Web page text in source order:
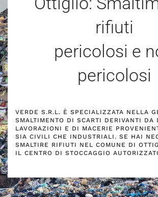
rifiuti
pericolosi e
pericolosi
VERDE S.R.L. È SPECIALIZZATA NELLA
SMALTIMENTO DI SCARTI DERIVANTI DA
LAVORAZIONI E DI MACERIE
SIA CIVILI CHE INDUSTRIALI. SE HAI
SMALTIRE RIFIUTI NEL COMUNE DI
IL CENTRO DI STOCCAGGIO